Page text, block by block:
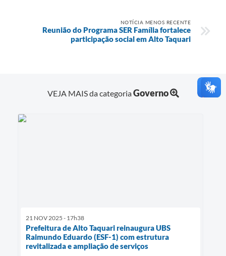
NOTÍCIA MENOS RECENTE
Reunião do Programa SER Família fortalece
participação social em Alto Taquari
VEJA MAIS da categoriaGoverno
21 NOV 2025 - 17h38
Prefeitura de Alto Taquari reinaugura UBS
Raimundo Eduardo (ESF-1) com estrutura
revitalizada e ampliação de serviços